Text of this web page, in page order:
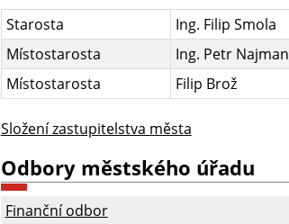
Starosta Ing. Filip Smola
Místostarosta
Ing. Petr Najman
Místostarosta
Filip Brož
Složení zastupitelstva města
Odbory městského úřadu
Finanční odbor